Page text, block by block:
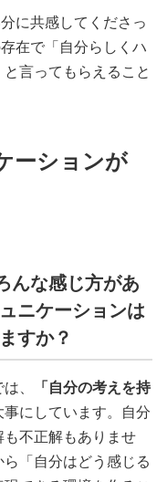
に共感してくださっ
在で「自分らしくハ
言ってもらえること
ーションが
んな感じ方があ
ニケーションは
すか？
、
「自分の考えを持
事にしています。自分
不正解もありませ
「自分はどう感じる